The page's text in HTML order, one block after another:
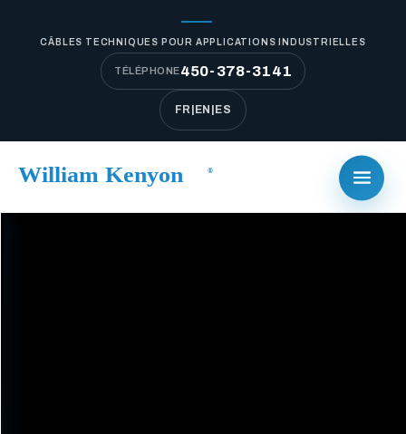
CÂBLES TECHNIQUES POUR APPLICATIONS INDUSTRIELLES
TÉLÉPHONE450-378-3141
FR EN ES